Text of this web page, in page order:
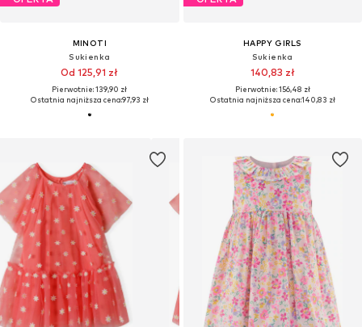
MINOTI
Sukienka
Od 125,91 zł
Pierwotnie: 139,90 zł
Ostatnia najniższa cena:97,93 zł
HAPPY GIRLS
Sukienka
140,83 zł
Pierwotnie: 156,48 zł
Ostatnia najniższa cena:140,83 zł